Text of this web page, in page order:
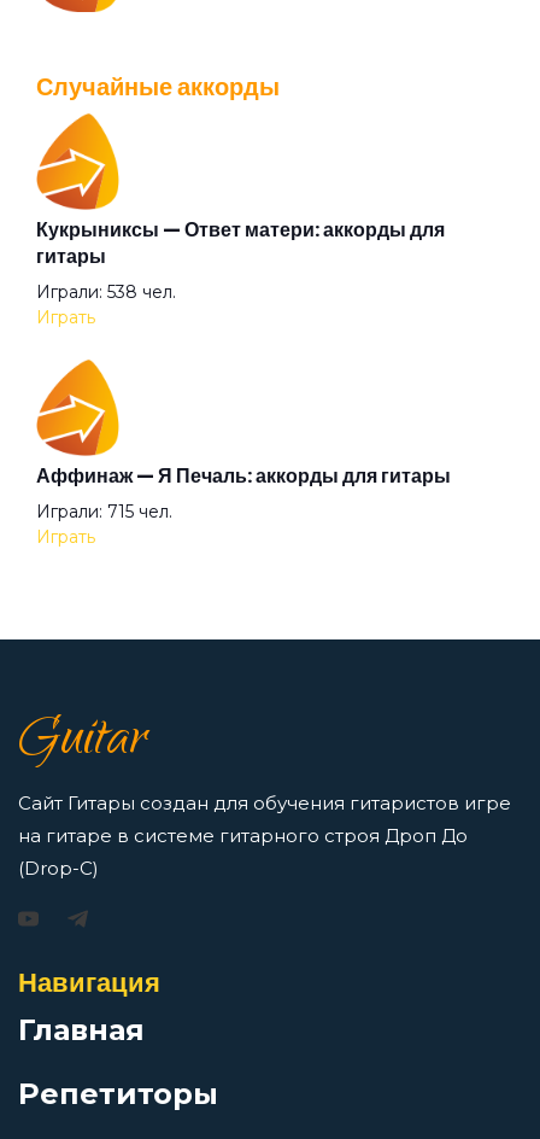
Чистый (OST «Псих»)
Эминэм
Это любовь
Я знаю какая ты
Перейти
Валентин Стрыкало — Gay porn: аккорды для
гитары
Просмотров: 25697 чел.
Аккорды для начинающих играть на гитаре —
легкие и простые песни на гитаре
Просмотров: 23273 чел.
Перейти
Просмотров: 16423 чел.
Перейти
Игорь Растеряев — Безрукавочка: аккорды для
Просмотров: 15195 чел.
Случайные аккорды
Кукрыниксы — Ответ матери: аккорды для
гитары
Играли: 538 чел.
Играть
Аффинаж — Я Печаль: аккорды для гитары
Играли: 715 чел.
Играть
Guitar
Сайт Гитары создан для обучения гитаристов игре
на гитаре в системе гитарного строя Дроп До
(Drop-C)
Навигация
Главная
Репетиторы